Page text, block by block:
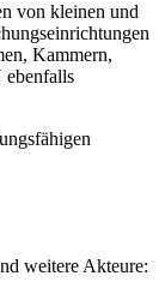
von kleinen und
Kammern,
weitere Akteure: